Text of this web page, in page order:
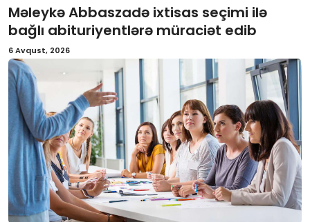
İctimai şura
Dünya
Məleykə Abbaszadə ixtisas seçimi ilə
bağlı abituriyentlərə müraciət edib
6 Avqust, 2026